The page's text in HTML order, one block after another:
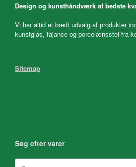
Design og kunsthåndværk af bedste
Vi har altid et bredt udvalg af produkter
kunstglas, fajance og porcelænsstel fra
Sitemap
Søg efter varer